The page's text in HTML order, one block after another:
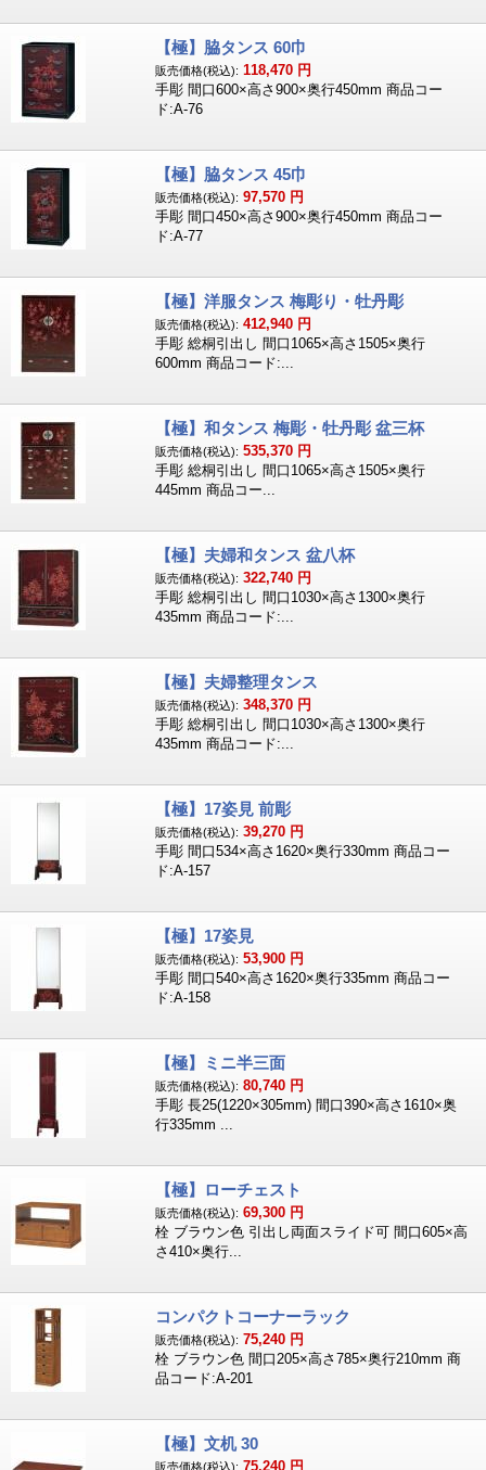
【極】脇タンス 60巾
販売価格(税込): 118,470 円
手彫 間口600×高さ900×奥行450mm 商品コー
ド:A-76
【極】脇タンス 45巾
販売価格(税込): 97,570 円
手彫 間口450×高さ900×奥行450mm 商品コー
ド:A-77
【極】洋服タンス 梅彫り・牡丹彫
販売価格(税込): 412,940 円
手彫 総桐引出し 間口1065×高さ1505×奥行
600mm 商品コード:...
【極】和タンス 梅彫・牡丹彫 盆三杯
販売価格(税込): 535,370 円
手彫 総桐引出し 間口1065×高さ1505×奥行
445mm 商品コー...
【極】夫婦和タンス 盆八杯
販売価格(税込): 322,740 円
手彫 総桐引出し 間口1030×高さ1300×奥行
435mm 商品コード:...
【極】夫婦整理タンス
販売価格(税込): 348,370 円
手彫 総桐引出し 間口1030×高さ1300×奥行
435mm 商品コード:...
【極】17姿見 前彫
販売価格(税込): 39,270 円
手彫 間口534×高さ1620×奥行330mm 商品コー
ド:A-157
【極】17姿見
販売価格(税込): 53,900 円
手彫 間口540×高さ1620×奥行335mm 商品コー
ド:A-158
【極】ミニ半三面
販売価格(税込): 80,740 円
手彫 長25(1220×305mm) 間口390×高さ1610×奥
行335mm ...
【極】ローチェスト
販売価格(税込): 69,300 円
栓 ブラウン色 引出し両面スライド可 間口605×高
さ410×奥行...
コンパクトコーナーラック
販売価格(税込): 75,240 円
栓 ブラウン色 間口205×高さ785×奥行210mm 商
品コード:A-201
【極】文机 30
販売価格(税込): 75,240 円